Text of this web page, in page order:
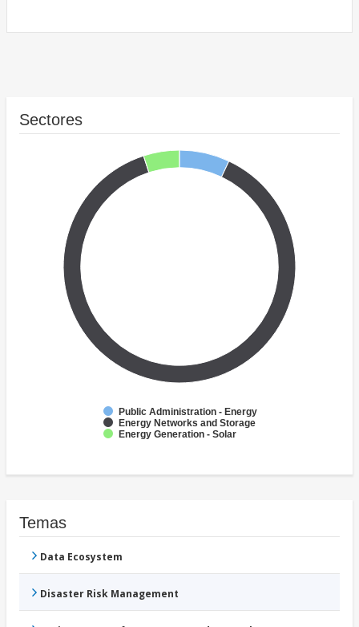
Sectores
Public Administration - Energy
Energy Networks and Storage
Energy Generation - Solar
Temas
Data Ecosystem
Disaster Risk Management